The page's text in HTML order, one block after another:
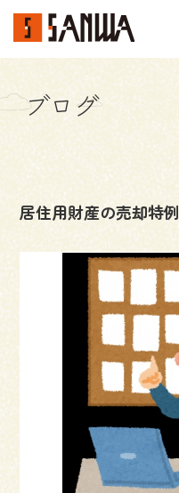
イベント・見学会
事例
施工事例
お客様の声
私たちのこと
会社概要
ブログ
居住用財産の売却特例